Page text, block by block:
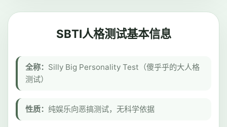
SBTI人格测试基本信息
全称： Silly Big Personality Test（傻乎乎的大人格
测试）
性质： 纯娱乐向恶搞测试，无科学依据